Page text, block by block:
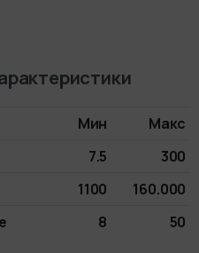
Мин
Макс
7.5
300
1100
160.000
8 50